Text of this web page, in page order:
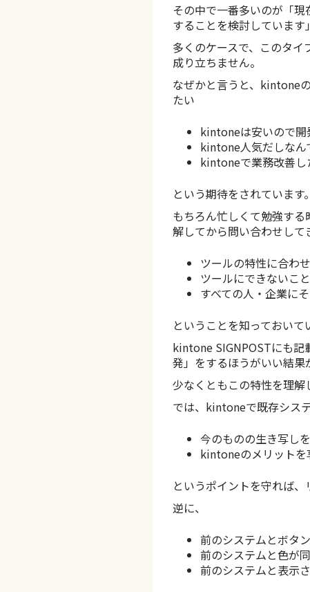
その中で一番多いのが「
することを検討しています
多くのケースで、このタ
成り立ちません。
なぜかと言うと、kintone
たい
kintoneは安いので開
kintone人気だしなん
kintoneで業務改善し
という期待をされていま
もちろん忙しくて勉強す
解してから問い合わせして
ツールの特性に合わ
ツールにできないこ
すべての人・企業に
ということを知っておいて
kintone SIGNPOSTにも記
発」をするほうがいい結果
少なくともこの特性を理解
では、kintoneで既存シス
今のものの生き写し
kintoneのメリットを
というポイントを守れば、
逆に、
前のシステムとボタ
前のシステムと色が
前のシステムと表示